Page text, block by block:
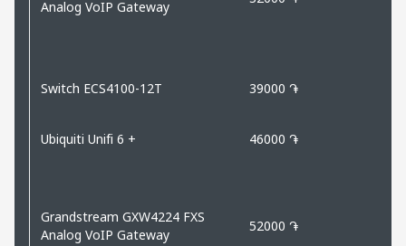
Analog VoIP Gateway
Switch ECS4100-12T 39000 ֏
Ubiquiti Unifi 6 + 46000 ֏
Grandstream GXW4224 FXS
Analog VoIP Gateway
52000 ֏